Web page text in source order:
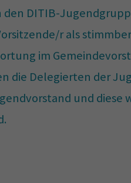
DITIB-
r als
im
die Delegierten der
und diese